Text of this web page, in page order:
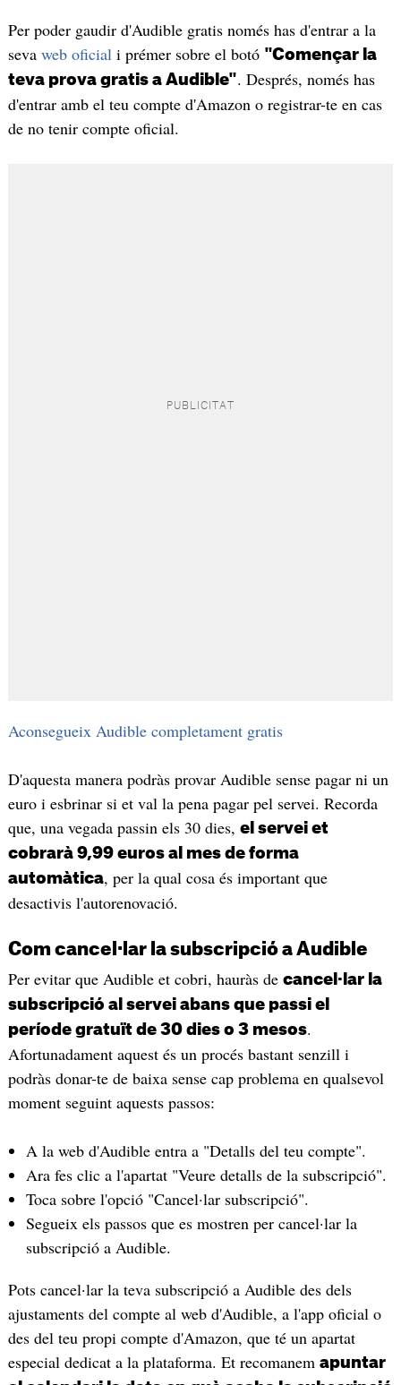
Per poder gaudir d'Audible gratis només has d'entrar a la
seva web oficial i prémer sobre el botó "Començar la
teva prova gratis a Audible". Després, només has
d'entrar amb el teu compte d'Amazon o registrar-te en cas
de no tenir compte oficial.
Aconsegueix Audible completament gratis
D'aquesta manera podràs provar Audible sense pagar ni un
euro i esbrinar si et val la pena pagar pel servei. Recorda
que, una vegada passin els 30 dies, el servei et
cobrarà 9,99 euros al mes de forma
automàtica, per la qual cosa és important que
desactivis l'autorenovació.
Com cancel·lar la subscripció a Audible
Per evitar que Audible et cobri, hauràs de cancel·lar la
subscripció al servei abans que passi el
període gratuït de 30 dies o 3 mesos.
Afortunadament aquest és un procés bastant senzill i
podràs donar-te de baixa sense cap problema en qualsevol
moment seguint aquests passos:
A la web d'Audible entra a "Detalls del teu compte".
Ara fes clic a l'apartat "Veure detalls de la subscripció".
Toca sobre l'opció "Cancel·lar subscripció".
Segueix els passos que es mostren per cancel·lar la
subscripció a Audible.
Pots cancel·lar la teva subscripció a Audible des dels
ajustaments del compte al web d'Audible, a l'app oficial o
des del teu propi compte d'Amazon, que té un apartat
especial dedicat a la plataforma. Et recomanem apuntar